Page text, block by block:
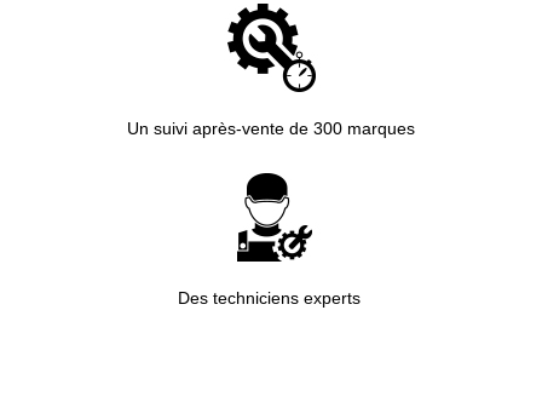
Un suivi après-vente de 300 marques
Des techniciens experts